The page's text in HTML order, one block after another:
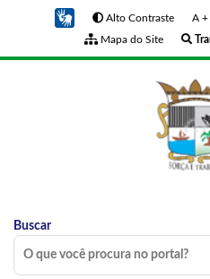
Alto Contraste A +
Mapa do Site
Buscar